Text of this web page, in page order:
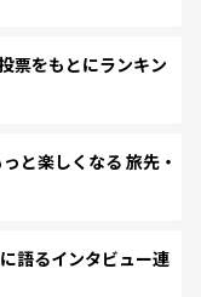
票をもとにランキン
と楽しくなる 旅先・
語るインタビュー連